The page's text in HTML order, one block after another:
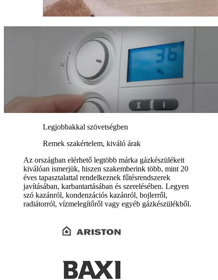
Legjobbakkal szövetségben
Remek szakértelem, kiváló árak
Az országban elérhető legtöbb márka gázkészülékeit
kiválóan ismerjük, hiszen szakemberink több, mint 20
éves tapasztalattal rendelkeznek fűtésrendszerek
javításában, karbantartásában és szerelésében. Legyen
szó kazánról, kondenzációs kazánról, bojlerről,
radiátorról, vízmelegítőről vagy egyéb gázkészülékből.